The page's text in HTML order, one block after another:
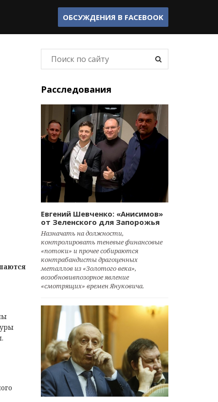
ОБСУЖДЕНИЯ В FACEBOOK
Расследования
Евгений Шевченко: «Анисимов»
от Зеленского для Запорожья
Назначать на должности,
контролировать теневые финансовые
«потоки» и прочее собираются
контрабандисты драгоценных
металлов из «Золотого века»,
возобновивпозорное явление
«смотрящих» времен Януковича.